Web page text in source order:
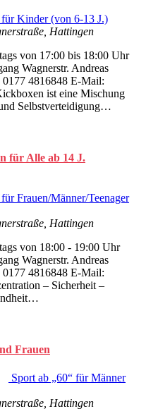
Kinder (von 6-13 J.)
Hattingen
von 17:00 bis 18:00 Uhr
Wagnerstr. Andreas
4816848 E-Mail:
ist eine Mischung
Selbstverteidigung…
für Alle ab 14 J.
Frauen/Männer/Teenager
Hattingen
von 18:00 - 19:00 Uhr
Wagnerstr. Andreas
4816848 E-Mail:
– Sicherheit –
Frauen
Sport ab „60“ für Männer
Hattingen